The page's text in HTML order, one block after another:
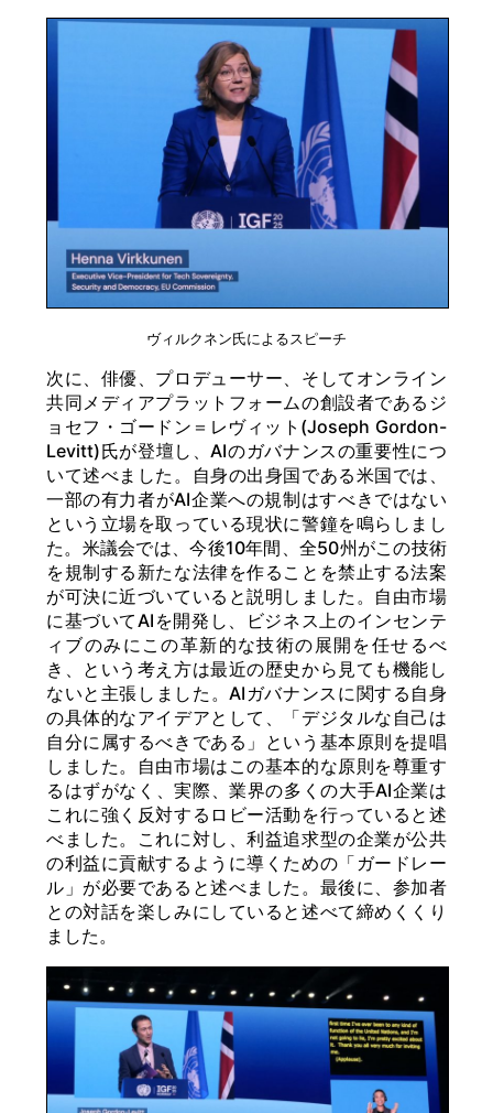
ヴィルクネン氏によるスピーチ
次に、俳優、プロデューサー、そしてオンライン
共同メディアプラットフォームの創設者であるジ
ョセフ・ゴードン＝レヴィット(Joseph Gordon-
Levitt)氏が登壇し、AIのガバナンスの重要性につ
いて述べました。自身の出身国である米国では、
一部の有力者がAI企業への規制はすべきではない
という立場を取っている現状に警鐘を鳴らしまし
た。米議会では、今後10年間、全50州がこの技術
を規制する新たな法律を作ることを禁止する法案
が可決に近づいていると説明しました。自由市場
に基づいてAIを開発し、ビジネス上のインセンテ
ィブのみにこの革新的な技術の展開を任せるべ
き、という考え方は最近の歴史から見ても機能し
ないと主張しました。AIガバナンスに関する自身
の具体的なアイデアとして、「デジタルな自己は
自分に属するべきである」という基本原則を提唱
しました。自由市場はこの基本的な原則を尊重す
るはずがなく、実際、業界の多くの大手AI企業は
これに強く反対するロビー活動を行っていると述
べました。これに対し、利益追求型の企業が公共
の利益に貢献するように導くための「ガードレー
ル」が必要であると述べました。最後に、参加者
との対話を楽しみにしていると述べて締めくくり
ました。